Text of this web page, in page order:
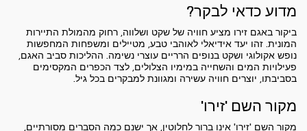
מדוע כדאי לבקר?
ביקור באגם זירו מציע חוויה של שקט ושלווה, רחוק מהמולת התיירות
המונית. זהו יעד אידיאלי לאוהבי טבע, מטיילים ומשפחות המחפשות
נופש אקולוגי ושקט בנופים הרריים עוצרי נשימה. ההליכות סביב האגם,
פעילויות המים והשחייה במימיו הצלולים, לצד הכפרים המקסימים
בסביבתו, יוצרים חוויה עשירה ומגוונת למבקרים בכל גיל.
מקור השם 'זירו'
מקור השם 'זירו' אינו ברור לחלוטין, אך ישנם כמה הסברים מסורתיים,